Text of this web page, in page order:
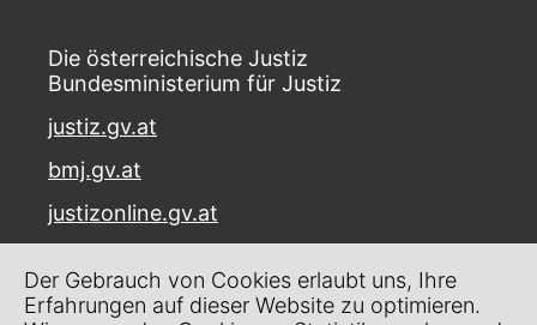
Die österreichische Justiz
Bundesministerium für Justiz
justiz.gv.at
bmj.gv.at
justizonline.gv.at
Museumstraße 7
1070 Wien
Der Gebrauch von Cookies erlaubt uns, Ihre
Erfahrungen auf dieser Website zu optimieren.